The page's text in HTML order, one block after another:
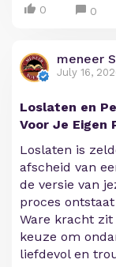
0 0
meneer
July 16,
Loslaten en
Voor Je Eigen
Loslaten is
afscheid van
de versie van
proces
Ware kracht
keuze om
liefdevol en